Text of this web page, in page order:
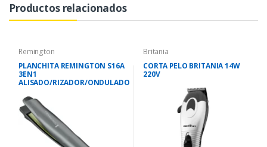
Productos relacionados
Remington
PLANCHITA REMINGTON S16A
3EN1
ALISADO/RIZADOR/ONDULADO
Britania
CORTA PELO BRITANIA 14W
220V